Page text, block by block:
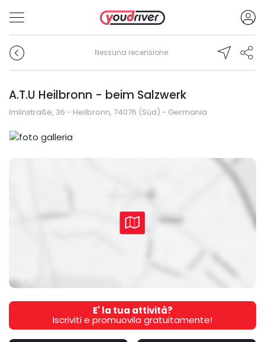
Nessuna recensione
A.T.U Heilbronn - beim Salzwerk
Imlinstraße, 36 - Heilbronn, 74076 (Süd) - Germania
E' la tua attività?
Iscriviti e promuovila gratuitamente!